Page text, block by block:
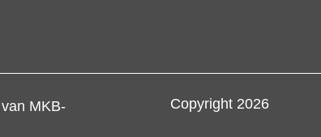
MKB-
Copyright 2026